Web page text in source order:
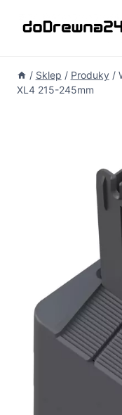
/ Sklep / Produky /
XL4 215-245mm